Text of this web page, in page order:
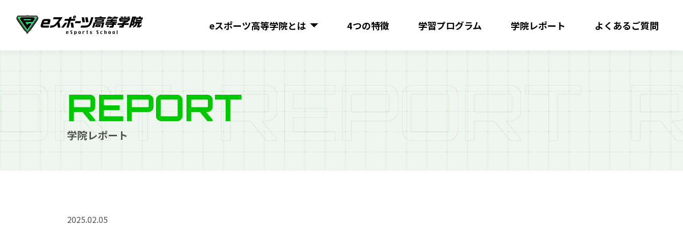
eスポーツ高等学院とは 4つの特徴 学習プログラム 学院レポート よくあるご質問
RT REPORT R
REPORT
学院レポート
2025.02.05